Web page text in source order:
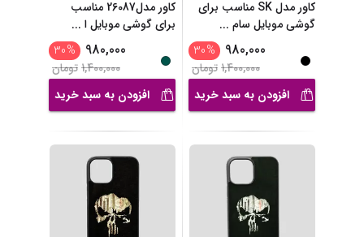
کاور مدل SK مناسب برای
گوشی موبایل سام ...
980,000
%
30
1,400,000تومان
افزودن به سبد خرید
کاور مدل26087 مناسب
برای گوشی موبایل ا ...
980,000
%
30
1,400,000تومان
افزودن به سبد خرید